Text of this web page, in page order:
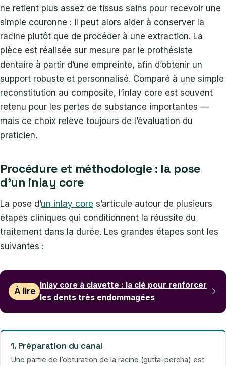
ne retient plus assez de tissus sains pour recevoir une
simple couronne : il peut alors aider à conserver la
racine plutôt que de procéder à une extraction. La
pièce est réalisée sur mesure par le prothésiste
dentaire à partir d’une empreinte, afin d’obtenir un
support robuste et personnalisé. Comparé à une simple
reconstitution au composite, l’inlay core est souvent
retenu pour les pertes de substance importantes —
mais ce choix relève toujours de l’évaluation du
praticien.
Procédure et méthodologie : la pose
d’un inlay core
La pose d’un inlay core s’articule autour de plusieurs
étapes cliniques qui conditionnent la réussite du
traitement dans la durée. Les grandes étapes sont les
suivantes :
À lire
Inlay core à clavette : la clé pour renforcer
les dents très endommagées
1. Préparation du canal
Une partie de l’obturation de la racine (gutta-percha) est